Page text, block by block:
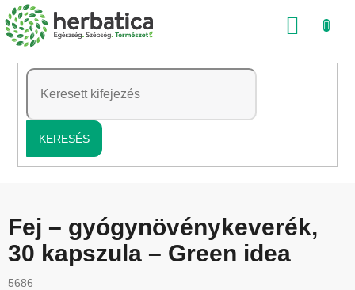
Ugrás
a
tartalomhoz
KERESÉS
Fej – gyógynövénykeverék,
30 kapszula – Green idea
5686